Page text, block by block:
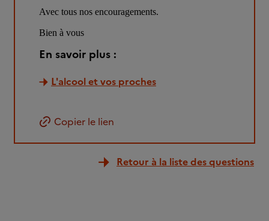
Avec tous nos encouragements.
Bien à vous
En savoir plus :
L'alcool et vos proches
Copier le lien
Retour à la liste des questions